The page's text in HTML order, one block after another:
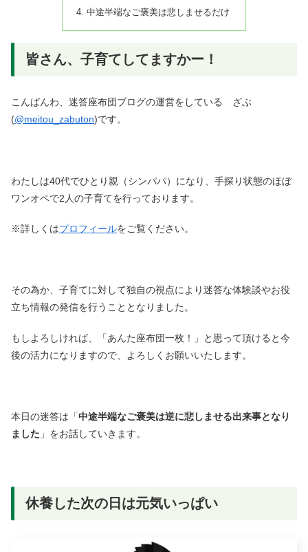
中途半端なご褒美は悲しませるだけ
皆さん、子育てしてますかー！
こんばんわ、迷答座布団ブログの運営をしている ざぶ
(@meitou_zabuton)です。
わたしは40代でひとり親（シンパパ）になり、手探り状態のほぼ
ワンオペで2人の子育てを行っております。
※詳しくはプロフィールをご覧ください。
その為か、子育てに対して独自の視点により迷答な体験談やお役
立ち情報の発信を行うこととなりました。
もしよろしければ、「あんた座布団一枚！」と思って頂けると今
後の活力になりますので、よろしくお願いいたします。
本日の迷答は「中途半端なご褒美は逆に悲しませる出来事となり
ました 」をお話していきます。
休養した次の日は元気いっぱい